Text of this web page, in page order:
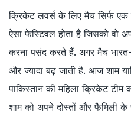
क्रिकेट लवर्स के लिए मैच सिर्फ एक
ऐसा फेस्टिवल होता है जिसको वो
करना पसंद करते हैं. अगर मैच भारत-
और ज्यादा बढ़ जाती है. आज शाम
पाकिस्तान की महिला क्रिकेट
शाम को अपने दोस्तों और फैमिली